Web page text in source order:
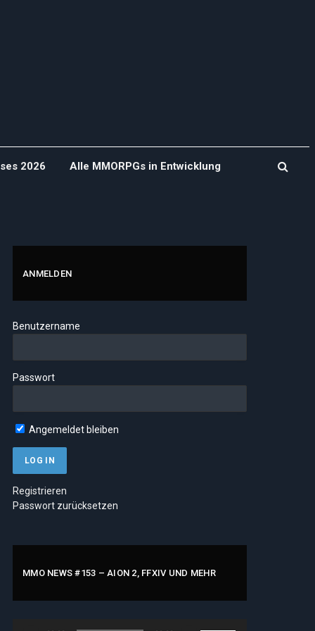
2026 Alle MMORPGs in Entwicklung
ANMELDEN
Benutzername
Passwort
Angemeldet bleiben
Registrieren
Passwort zurücksetzen
MMO NEWS #153 – AION 2, FFXIV UND MEHR